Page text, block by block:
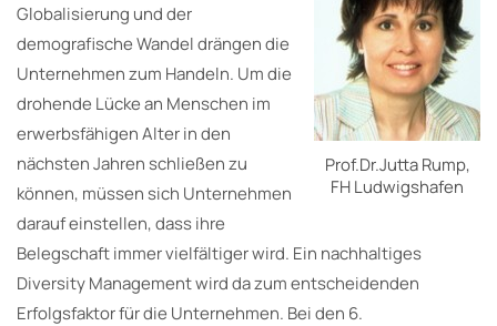
Prof.Dr.Jutta Rump,
FH Ludwigshafen
Globalisierung und der
demografische Wandel drängen die
Unternehmen zum Handeln. Um die
drohende Lücke an Menschen im
erwerbsfähigen Alter in den
nächsten Jahren schließen zu
können, müssen sich Unternehmen
darauf einstellen, dass ihre
Belegschaft immer vielfältiger wird. Ein nachhaltiges
Diversity Management wird da zum entscheidenden
Erfolgsfaktor für die Unternehmen. Bei den 6.